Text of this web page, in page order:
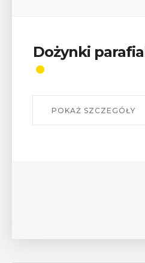
Wykład „Jak
odznaki na
W środę 12 sierpnia o